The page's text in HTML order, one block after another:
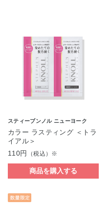
スティーブンノル ニューヨーク
カラー ラスティング ＜トラ
イアル＞
110円
（税込）※
商品を購入する